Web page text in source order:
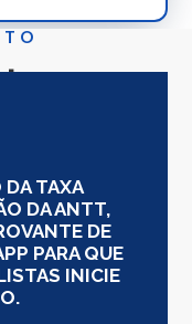
TAXA
DA ANTT,
DE
PARA QUE
INICIE